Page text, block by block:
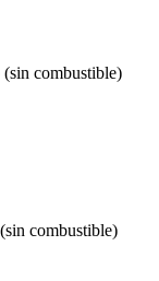
(sin combustible)
combustible)